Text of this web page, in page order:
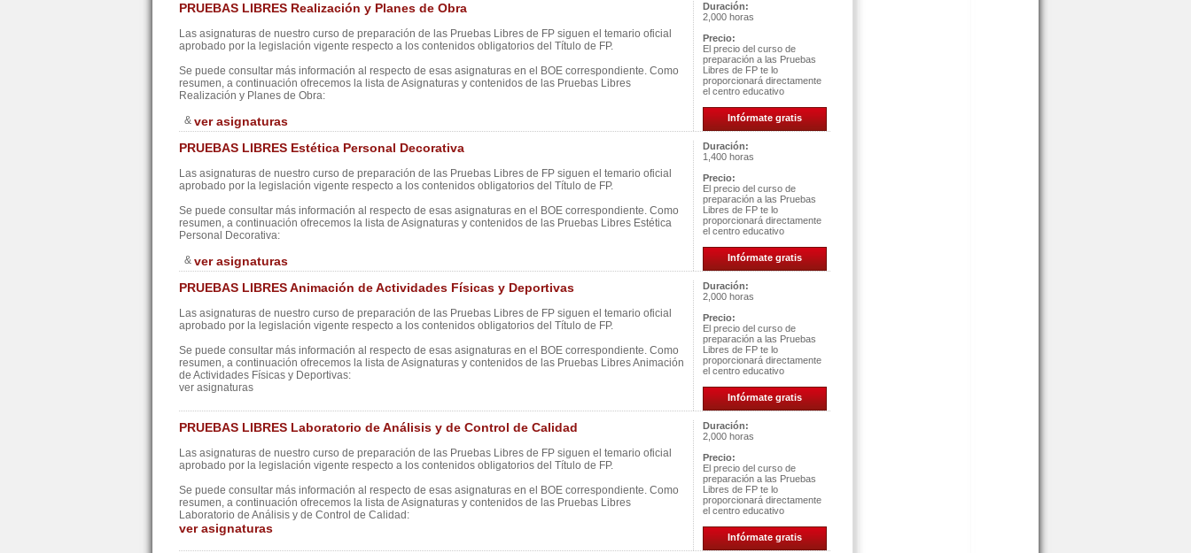
PRUEBAS LIBRES Realización y Planes de Obra
Las asignaturas de nuestro curso de preparación de las Pruebas Libres de FP siguen el temario oficial
aprobado por la legislación vigente respecto a los contenidos obligatorios del Título de FP.
Se puede consultar más información al respecto de esas asignaturas en el BOE correspondiente. Como
resumen, a continuación ofrecemos la lista de Asignaturas y contenidos de las Pruebas Libres
Realización y Planes de Obra:
& ver asignaturas
Duración:
2,000 horas
Precio:
El precio del curso de
preparación a las Pruebas
Libres de FP te lo
proporcionará directamente
el centro educativo
Infórmate gratis
PRUEBAS LIBRES Estética Personal Decorativa
Las asignaturas de nuestro curso de preparación de las Pruebas Libres de FP siguen el temario oficial
aprobado por la legislación vigente respecto a los contenidos obligatorios del Título de FP.
Se puede consultar más información al respecto de esas asignaturas en el BOE correspondiente. Como
resumen, a continuación ofrecemos la lista de Asignaturas y contenidos de las Pruebas Libres Estética
Personal Decorativa:
& ver asignaturas
Duración:
1,400 horas
Precio:
El precio del curso de
preparación a las Pruebas
Libres de FP te lo
proporcionará directamente
el centro educativo
Infórmate gratis
PRUEBAS LIBRES Animación de Actividades Físicas y Deportivas
Las asignaturas de nuestro curso de preparación de las Pruebas Libres de FP siguen el temario oficial
aprobado por la legislación vigente respecto a los contenidos obligatorios del Título de FP.
Se puede consultar más información al respecto de esas asignaturas en el BOE correspondiente. Como
resumen, a continuación ofrecemos la lista de Asignaturas y contenidos de las Pruebas Libres Animación
de Actividades Físicas y Deportivas:
ver asignaturas
Duración:
2,000 horas
Precio:
El precio del curso de
preparación a las Pruebas
Libres de FP te lo
proporcionará directamente
el centro educativo
Infórmate gratis
PRUEBAS LIBRES Laboratorio de Análisis y de Control de Calidad
Las asignaturas de nuestro curso de preparación de las Pruebas Libres de FP siguen el temario oficial
aprobado por la legislación vigente respecto a los contenidos obligatorios del Título de FP.
Se puede consultar más información al respecto de esas asignaturas en el BOE correspondiente. Como
resumen, a continuación ofrecemos la lista de Asignaturas y contenidos de las Pruebas Libres
Laboratorio de Análisis y de Control de Calidad:
ver asignaturas
Duración:
2,000 horas
Precio:
El precio del curso de
preparación a las Pruebas
Libres de FP te lo
proporcionará directamente
el centro educativo
Infórmate gratis